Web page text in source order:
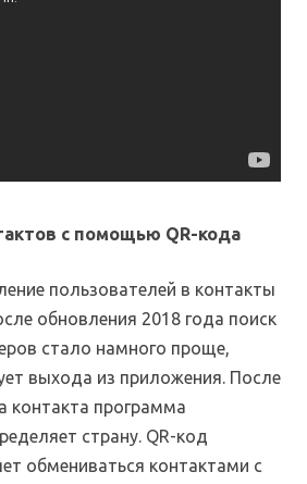
с помощью QR-кода
пользователей в контакты
обновления 2018 года поиск
стало намного проще,
выхода из приложения. После
контакта программа
страну. QR-код
обмениваться контактами с